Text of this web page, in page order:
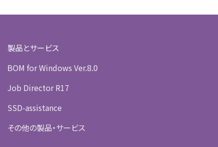
製品とサービス
BOM for Windows Ver.8.0
Job Director R17
SSD-assistance
その他の製品・サービス